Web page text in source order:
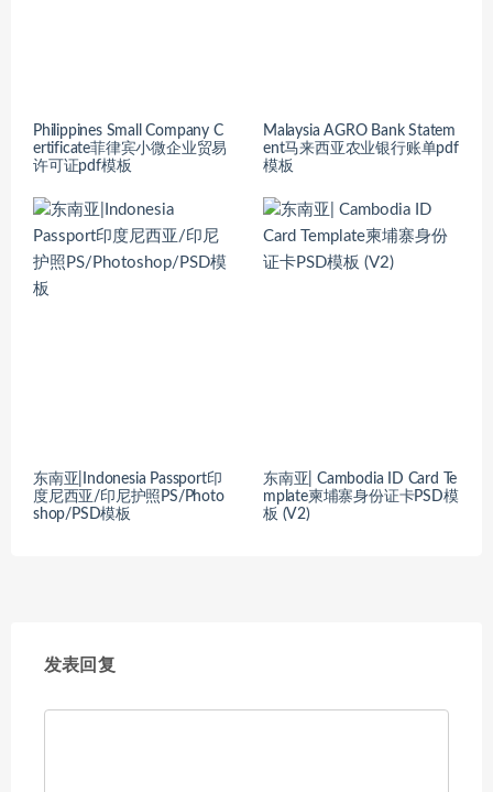
Philippines Small Company C
ertificate菲律宾小微企业贸易
许可证pdf模板
Malaysia AGRO Bank Statem
ent马来西亚农业银行账单pdf
模板
东南亚|Indonesia Passport印
度尼西亚/印尼护照PS/Photo
shop/PSD模板
东南亚| Cambodia ID Card Te
mplate柬埔寨身份证卡PSD模
板 (V2)
发表回复